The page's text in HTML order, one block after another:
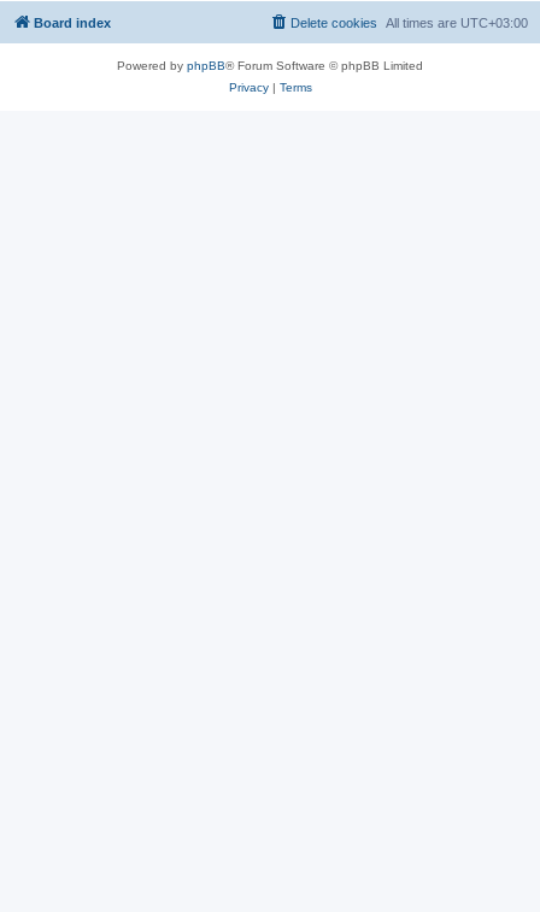
Board index All times are UTC+03:00
Delete cookies
Powered by phpBB® Forum Software © phpBB Limited
Privacy| Terms